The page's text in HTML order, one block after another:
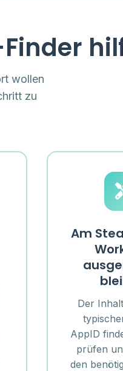
wollen
zu
Am
Der
AppID
prüfen
den